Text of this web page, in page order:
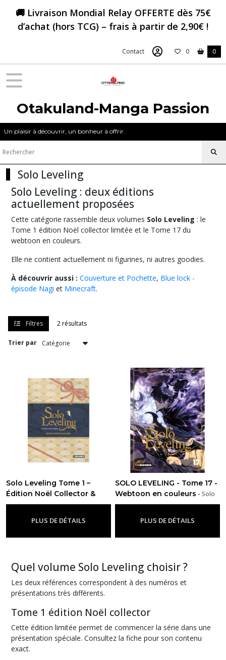
🚚 Livraison Mondial Relay OFFERTE dès 75€
d’achat (hors TCG) – frais à partir de 2,90€ !
Contact 0 0
Otakuland-Manga Passion
Un plaisir à découvrir, un bonheur à offrir.
Solo Leveling
Solo Leveling : deux éditions
actuellement proposées
Cette catégorie rassemble deux volumes Solo Leveling : le
Tome 1 édition Noël collector limitée et le Tome 17 du
webtoon en couleurs.
Elle ne contient actuellement ni figurines, ni autres goodies.
À découvrir aussi : Couverture et Pochette, Blue lock -
épisode Nagi et Minecraft.
Filtres 2 résultats
Trier par
Solo Leveling Tome 1 –
Édition Noël Collector &
Limitée-Solo Leveling
PLUS DE DÉTAILS
SOLO LEVELING - Tome 17 -
Webtoon en couleurs -Solo
Leveling
PLUS DE DÉTAILS
Quel volume Solo Leveling choisir ?
Les deux références correspondent à des numéros et
présentations très différents.
Tome 1 édition Noël collector
Cette édition limitée permet de commencer la série dans une
présentation spéciale. Consultez la fiche pour son contenu
exact.
Fermer
Tous
les
produits
Blue
Lock
(22)
Blue
-
épisode
Nagi
(4)
(1)
Fullmetal
Kaisen
KAGURABACHI
One
Piece
(115)
Punch
Man
(2)
Moi,
quand
je
me
réincarne
en
slime
(1)